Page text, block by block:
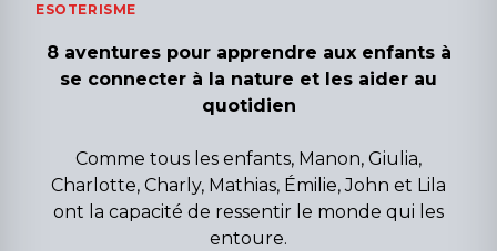
ESOTERISME
8 aventures pour apprendre aux enfants à
se connecter à la nature et les aider au
quotidien
Comme tous les enfants, Manon, Giulia,
Charlotte, Charly, Mathias, Émilie, John et Lila
ont la capacité de ressentir le monde qui les
entoure.